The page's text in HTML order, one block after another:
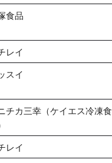
食品
レイ
スイ
チカ三幸（ケイエス冷凍食
レイ